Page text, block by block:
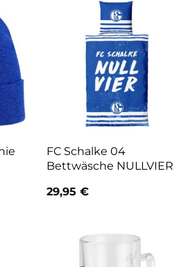
FC Schalke 04
Bettwäsche NULLVIER
29,95 €